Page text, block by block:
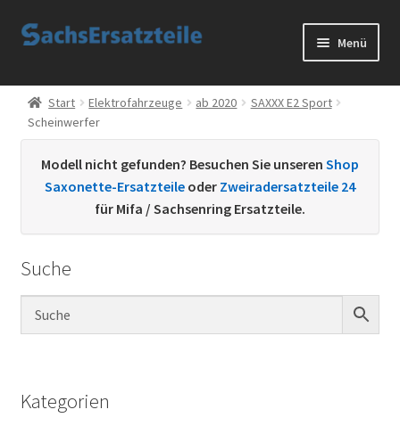
Zur
Zum
Menü
Start
AGB
Datenschutzerklärung
Kontakt
Sachs Ersatzteile
Über uns
Start Elektrofahrzeuge ab 2020
SAXXX E2 Sport
Scheinwerfer
Modell nicht gefunden? Besuchen Sie unseren Shop
Saxonette-Ersatzteile oder Zweiradersatzteile 24
für Mifa / Sachsenring Ersatzteile.
Suche
Kategorien